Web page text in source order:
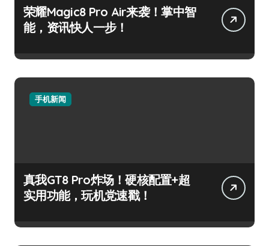
荣耀Magic8 Pro Air来袭！掌中智
能，资讯快人一步！
手机新闻
真我GT8 Pro炸场！硬核配置+超
实用功能，玩机党速戳！